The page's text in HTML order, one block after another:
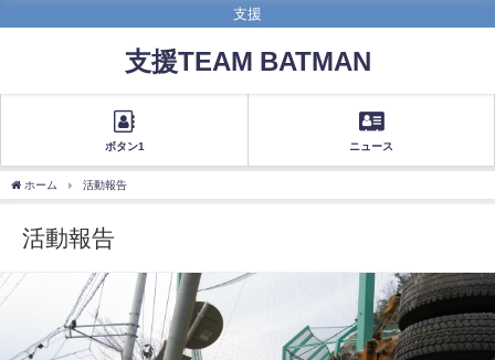
支援
支援TEAM BATMAN
ボタン1 ニュース
ホーム 活動報告
活動報告